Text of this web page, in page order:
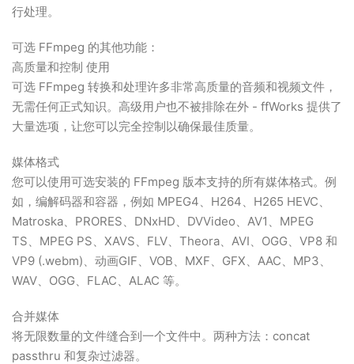
行处理。
可选 FFmpeg 的其他功能：
高质量和控制 使用
可选 FFmpeg 转换和处理许多非常高质量的音频和视频文件，
无需任何正式知识。高级用户也不被排除在外 - ffWorks 提供了
大量选项，让您可以完全控制以确保最佳质量。
媒体格式
您可以使用可选安装的 FFmpeg 版本支持的所有媒体格式。例
如，编解码器和容器，例如 MPEG4、H264、H265 HEVC、
Matroska、PRORES、DNxHD、DVVideo、AV1、MPEG
TS、MPEG PS、XAVS、FLV、Theora、AVI、OGG、VP8 和
VP9 (.webm)、动画GIF、VOB、MXF、GFX、AAC、MP3、
WAV、OGG、FLAC、ALAC 等。
合并媒体
将无限数量的文件缝合到一个文件中。两种方法：concat
passthru 和复杂过滤器。